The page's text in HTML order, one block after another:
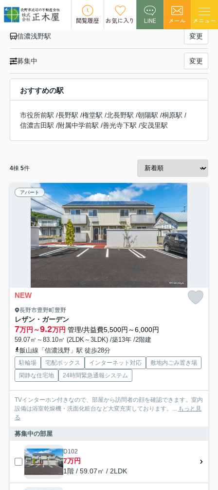
閲覧履歴 お気に入り LINE メール メニュー
飯山線 信濃浅野駅の賃貸物件一覧
信濃浅野駅 変更
募集中 変更
おすすめの駅
市役所前駅 /長野駅 /権堂駅 /北長野駅 /朝陽駅 /桐原駅 /
信濃吉田駅 /附属中学前駅 /善光寺下駅 /安茂里駅
4棟 5件
アパート
NEW
長野市豊野町豊野
レザン・ガーデン
7万円～9.2万円 管理/共益費5,500円～6,000円
59.07㎡～83.10㎡ (2LDK～3LDK) /築13年 /2階建
飯山線「信濃浅野」駅 徒歩28分
駐輪場 宅配ボックス インターネット対応
敷地内ごみ置き場
閑静な住宅地
24時間緊急通報システム
TVインターホン付きなので、部屋から訪問者の顔を確認できます。室内
設備は浴室乾燥機・洗面化粧台など大変充実しております。... もっと見
る
募集中の部屋
D102
7万円
1階 / 59.07㎡ / 2LDK